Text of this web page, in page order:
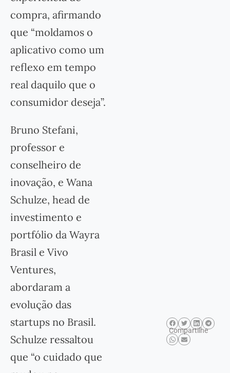
compra, afirmando
que “moldamos o
aplicativo como um
reflexo em tempo
real daquilo que o
consumidor deseja”.
Bruno Stefani,
professor e
conselheiro de
inovação, e Wana
Schulze, head de
investimento e
portfólio da Wayra
Brasil e Vivo
Ventures,
abordaram a
evolução das
startups no Brasil.
Schulze ressaltou
que “o cuidado que
Compartilhe